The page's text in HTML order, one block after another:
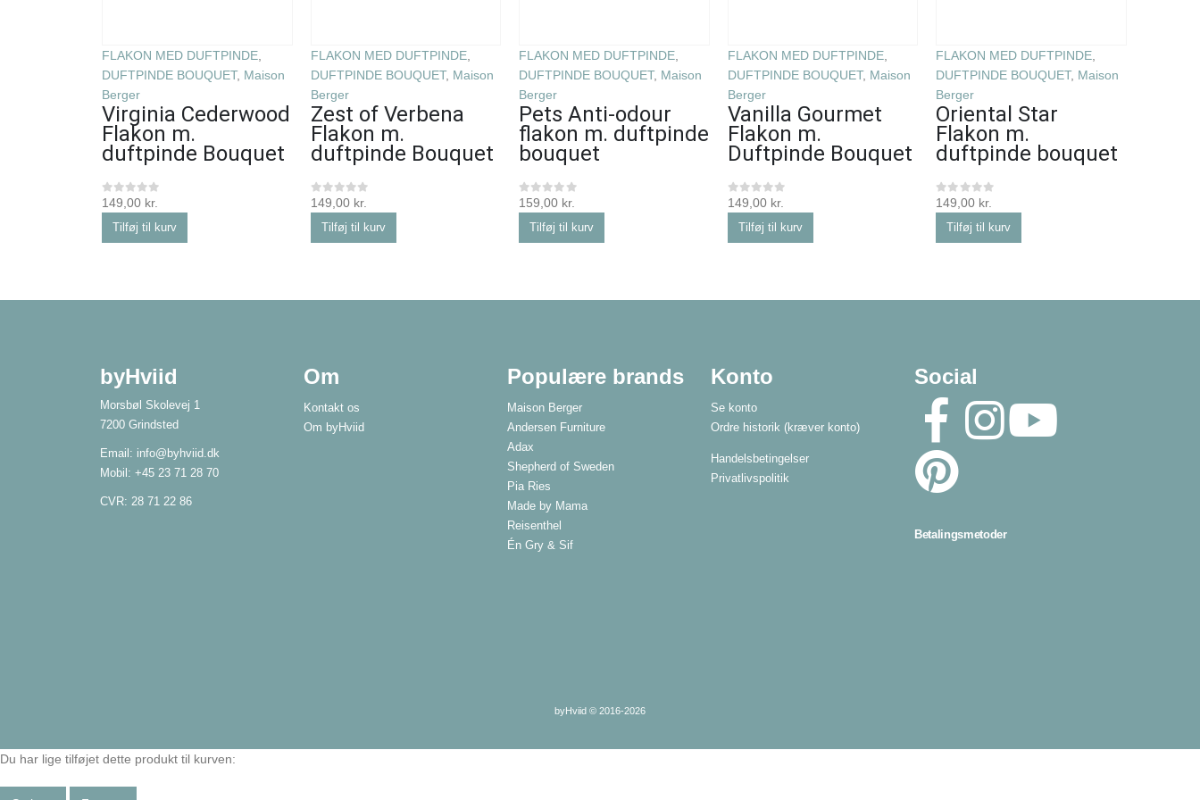
FLAKON MED DUFTPINDE
DUFTPINDE BOUQUET, Maison
Berger
Virginia Cederwood
Flakon m.
duftpinde Bouquet
0 ud af 5
149,00 kr.
Tilføj til kurv
FLAKON MED DUFTPINDE,
DUFTPINDE BOUQUET, Maison
Berger
Zest of Verbena
Flakon m.
duftpinde Bouquet
0 ud af 5
149,00 kr.
Tilføj til kurv
FLAKON MED DUFTPINDE
DUFTPINDE BOUQUET, Maison
Berger
Pets Anti-odour
flakon m. duftpinde
bouquet
0 ud af 5
159,00 kr.
Tilføj til kurv
FLAKON MED DUFTPINDE,
DUFTPINDE BOUQUET, Maison
Berger
Vanilla Gourmet
Flakon m.
Duftpinde Bouquet
0 ud af 5
149,00 kr.
Tilføj til kurv
FLAKON MED DUFTPINDE
DUFTPINDE BOUQUET, Maison
Berger
Oriental Star
Flakon m.
duftpinde bouquet
0 ud af 5
149,00 kr.
Tilføj til kurv
byHviid
Morsbøl Skolevej 1
7200 Grindsted
Email: info@byhviid.dk
Mobil: +45 23 71 28 70
CVR: 28 71 22 86
Om
Kontakt os
Om byHviid
Populære brands
Maison Berger
Andersen Furniture
Adax
Shepherd of Sweden
Pia Ries
Made by Mama
Reisenthel
Én Gry & Sif
Konto
Se konto
Ordre historik (kræver konto)
Handelsbetingelser
Privatlivspolitik
Social
Betalingsmetoder
byHviid © 2016-2026
Du har lige tilføjet dette produkt til kurven: